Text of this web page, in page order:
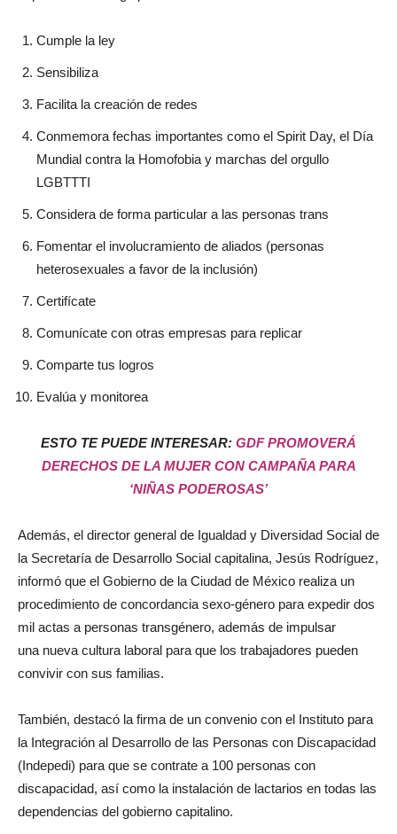
Cumple la ley
Sensibiliza
Facilita la creación de redes
Conmemora fechas importantes como el Spirit Day, el Día
Mundial contra la Homofobia y marchas del orgullo
LGBTTTI
Considera de forma particular a las personas trans
Fomentar el involucramiento de aliados (personas
heterosexuales a favor de la inclusión)
Certifícate
Comunícate con otras empresas para replicar
Comparte tus logros
Evalúa y monitorea
ESTO TE PUEDE INTERESAR: GDF PROMOVERÁ
DERECHOS DE LA MUJER CON CAMPAÑA PARA
‘NIÑAS PODEROSAS’
Además, el director general de Igualdad y Diversidad Social de
la Secretaría de Desarrollo Social capitalina, Jesús Rodríguez,
informó que el Gobierno de la Ciudad de México realiza un
procedimiento de concordancia sexo-género para expedir dos
mil actas a personas transgénero, además de impulsar
una nueva cultura laboral para que los trabajadores pueden
convivir con sus familias.
También, destacó la firma de un convenio con el Instituto para
la Integración al Desarrollo de las Personas con Discapacidad
(Indepedi) para que se contrate a 100 personas con
discapacidad, así como la instalación de lactarios en todas las
dependencias del gobierno capitalino.